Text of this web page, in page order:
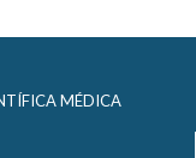
MÉDICA